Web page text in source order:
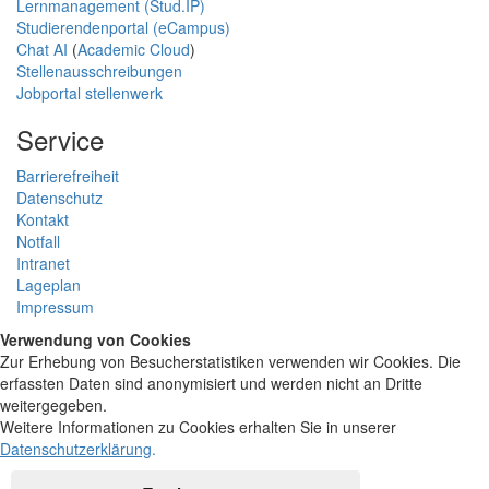
Lernmanagement (Stud.IP)
Studierendenportal (eCampus)
Chat AI (Academic Cloud)
Stellenausschreibungen
Jobportal stellenwerk
Service
Barrierefreiheit
Datenschutz
Kontakt
Notfall
Intranet
Lageplan
Impressum
Verwendung von Cookies
Zur Erhebung von Besucherstatistiken verwenden wir Cookies. Die
erfassten Daten sind anonymisiert und werden nicht an Dritte
weitergegeben.
Weitere Informationen zu Cookies erhalten Sie in unserer
Datenschutzerklärung.